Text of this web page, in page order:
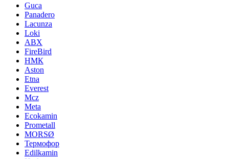
Guca
Panadero
Lacunza
Loki
ABX
FireBird
НМК
Aston
Etna
Everest
Mcz
Meta
Ecokamin
Prometall
MORSØ
Термофор
Edilkamin